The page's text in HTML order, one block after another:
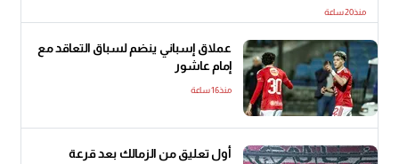
منذ20 ساعة
عملاق إسباني ينضم لسباق التعاقد مع
إمام عاشور
منذ16 ساعة
أول تعليق من الزمالك بعد قرعة